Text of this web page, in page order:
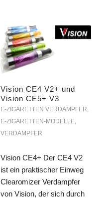
Vision CE4 V2+ und
Vision CE5+ V3
E-ZIGARETTEN VERDAMPFER
E-ZIGARETTEN-MODELLE,
VERDAMPFER
Vision CE4+ Der CE4 V2
ist ein praktischer Einweg
Clearomizer Verdampfer
von Vision, der sich durch